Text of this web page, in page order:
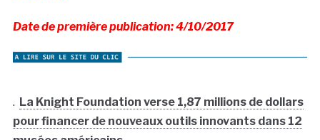
Date de première publication: 4/10/2017
. La Knight Foundation verse 1,87 millions de dollars
pour financer de nouveaux outils innovants dans 12